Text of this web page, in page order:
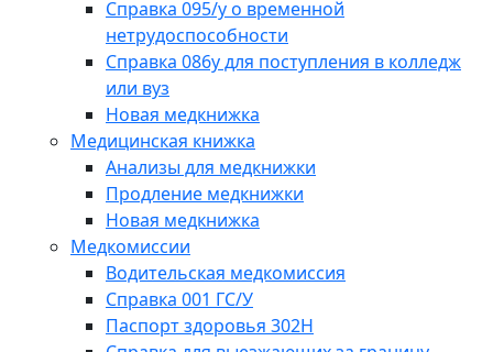
Справка 095/у о временной
нетрудоспособности
Справка 086у для поступления в колледж
или вуз
Новая медкнижка
Медицинская книжка
Анализы для медкнижки
Продление медкнижки
Новая медкнижка
Медкомиссии
Водительская медкомиссия
Справка 001 ГС/У
Паспорт здоровья 302Н